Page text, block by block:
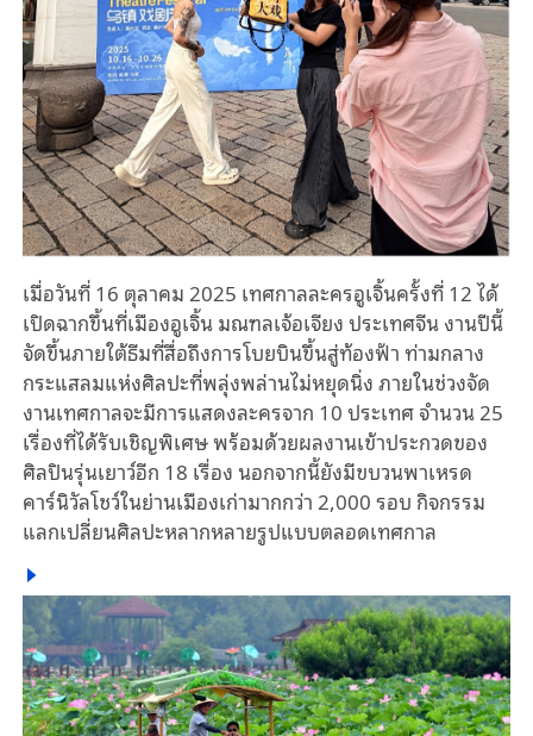
เมื่อวันที่ 16 ตุลาคม 2025 เทศกาลละครอูเจิ้นครั้งที่ 12 ได้
เปิดฉากขึ้นที่เมืองอูเจิ้น มณฑลเจ้อเจียง ประเทศจีน งานปีนี้
จัดขึ้นภายใต้ธีมที่สื่อถึงการโบยบินขึ้นสู่ท้องฟ้า ท่ามกลาง
กระแสลมแห่งศิลปะที่พลุ่งพล่านไม่หยุดนิ่ง ภายในช่วงจัด
งานเทศกาลจะมีการแสดงละครจาก 10 ประเทศ จำนวน 25
เรื่องที่ได้รับเชิญพิเศษ พร้อมด้วยผลงานเข้าประกวดของ
ศิลปินรุ่นเยาว์อีก 18 เรื่อง นอกจากนี้ยังมีขบวนพาเหรด
คาร์นิวัลโชว์ในย่านเมืองเก่ามากกว่า 2,000 รอบ กิจกรรม
แลกเปลี่ยนศิลปะหลากหลายรูปแบบตลอดเทศกาล